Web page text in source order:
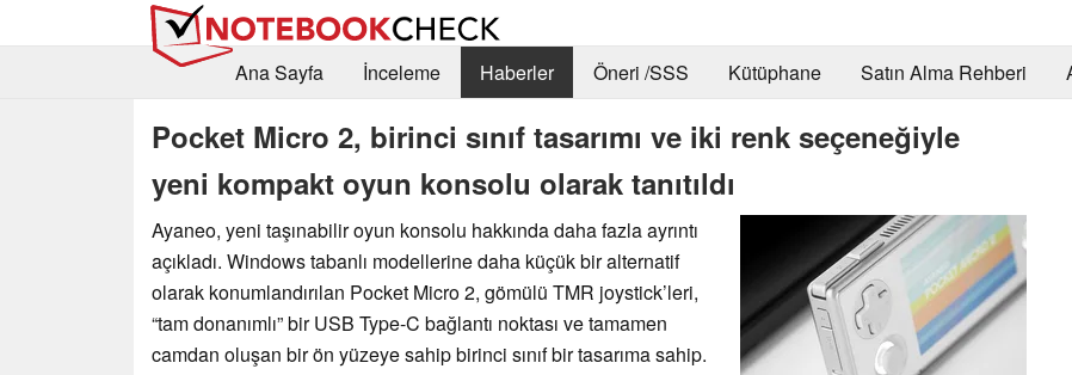
Ana Sayfa
İnceleme Haberler Öneri /SSS Kütüphane Satın Alma Rehberi
Pocket Micro 2, birinci sınıf tasarımı ve iki renk seçeneğiyle
yeni kompakt oyun konsolu olarak tanıtıldı
Ayaneo, yeni taşınabilir oyun konsolu hakkında daha fazla ayrıntı
açıkladı. Windows tabanlı modellerine daha küçük bir alternatif
olarak konumlandırılan Pocket Micro 2, gömülü TMR joystick’leri,
“tam donanımlı” bir USB Type-C bağlantı noktası ve tamamen
camdan oluşan bir ön yüzeye sahip birinci sınıf bir tasarıma sahip.